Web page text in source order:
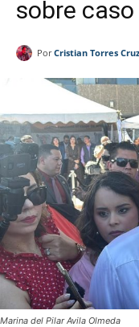
sobre
Por Cristian Torres Cruz
Marina del Pilar Avila Olmeda